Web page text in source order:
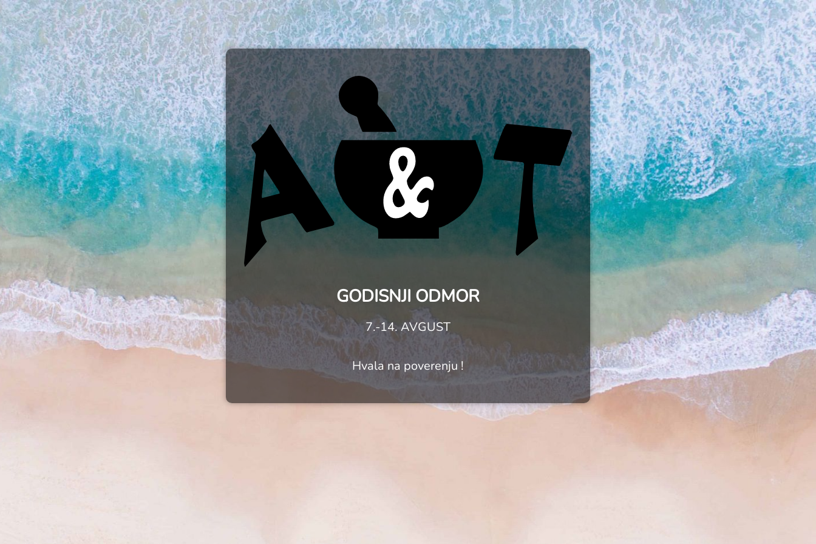
GODISNJI ODMOR
7.-14. AVGUST
Hvala na poverenju !